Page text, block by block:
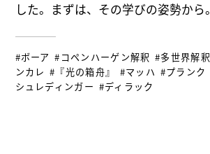
した。まずは、その学びの姿勢から。
#ボーア #コペンハーゲン解釈 #多世界解釈
ンカレ #『光の箱舟』 #マッハ #プランク
シュレディンガー #ディラック